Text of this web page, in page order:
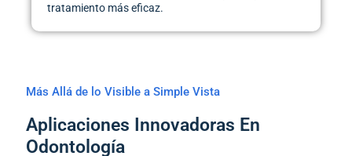
tratamiento más eficaz.
Más Allá de lo Visible a Simple Vista
Aplicaciones Innovadoras En
Odontología